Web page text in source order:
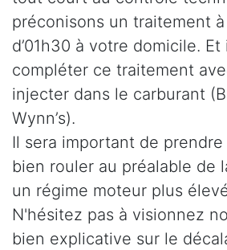
préconisons un traitement à
d’01h30 à votre domicile.
compléter ce traitement
injecter dans le carburant
Wynn’s).
Il sera important de
bien rouler au préalable de
un régime moteur plus
N'hésitez pas à visionnez
bien explicative sur le